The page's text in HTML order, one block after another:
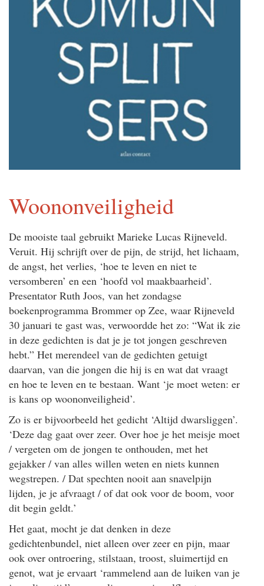
Woononveiligheid
De mooiste taal gebruikt Marieke Lucas Rijneveld.
Veruit. Hij schrijft over de pijn, de strijd, het lichaam,
de angst, het verlies, ‘hoe te leven en niet te
versomberen’ en een ‘hoofd vol maakbaarheid’.
Presentator Ruth Joos, van het zondagse
boekenprogramma Brommer op Zee, waar Rijneveld
30 januari te gast was, verwoordde het zo: “Wat ik zie
in deze gedichten is dat je je tot jongen geschreven
hebt.” Het merendeel van de gedichten getuigt
daarvan, van die jongen die hij is en wat dat vraagt
en hoe te leven en te bestaan. Want ‘je moet weten: er
is kans op woononveiligheid’.
Zo is er bijvoorbeeld het gedicht ‘Altijd dwarsliggen’.
‘Deze dag gaat over zeer. Over hoe je het meisje moet
/ vergeten om de jongen te onthouden, met het
gejakker / van alles willen weten en niets kunnen
wegstrepen. / Dat spechten nooit aan snavelpijn
lijden, je je afvraagt / of dat ook voor de boom, voor
dit begin geldt.’
Het gaat, mocht je dat denken in deze
gedichtenbundel, niet alleen over zeer en pijn, maar
ook over ontroering, stilstaan, troost, sluimertijd en
genot, wat je ervaart ‘rammelend aan de luiken van je